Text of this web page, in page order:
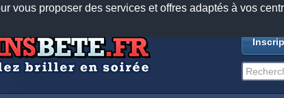
vous proposer des services et offres adaptés à vos
mobiles Newsletter Facebook
TwitterFeeds18873anecdotes-